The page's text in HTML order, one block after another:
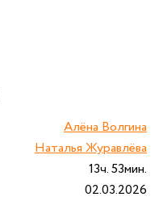
Алёна Волгина
Наталья Журавлёва
13ч. 53мин.
02.03.2026